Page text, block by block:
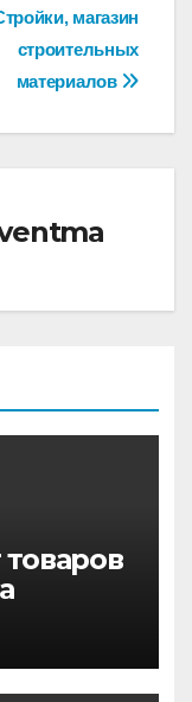
магазин
строительных
материалов